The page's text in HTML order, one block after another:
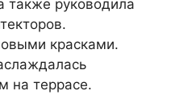
также руководила
красками.
на террасе.